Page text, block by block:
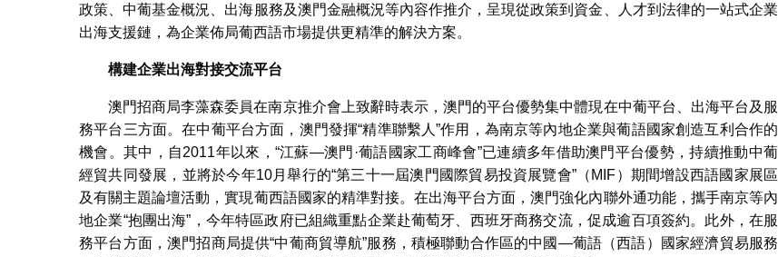
政策、中葡基金概況、出海服務及澳門金融概況等內容作推介，呈現從政策到資金、人才到法律的一站式企業
出海支援鏈，為企業佈局葡西語市場提供更精準的解決方案。
構建企業出海對接交流平台
澳門招商局李藻森委員在南京推介會上致辭時表示，澳門的平台優勢集中體現在中葡平台、出海平台及服
務平台三方面。在中葡平台方面，澳門發揮“精準聯繫人”作用，為南京等內地企業與葡語國家創造互利合作的
機會。其中，自2011年以來，“江蘇—澳門·葡語國家工商峰會”已連續多年借助澳門平台優勢，持續推動中葡
經貿共同發展，並將於今年10月舉行的“第三十一屆澳門國際貿易投資展覽會”（MIF）期間增設西語國家展區
及有關主題論壇活動，實現葡西語國家的精準對接。在出海平台方面，澳門強化內聯外通功能，攜手南京等內
地企業“抱團出海”，今年特區政府已組織重點企業赴葡萄牙、西班牙商務交流，促成逾百項簽約。此外，在服
務平台方面，澳門招商局提供“中葡商貿導航”服務，積極聯動合作區的中國—葡語（西語）國家經濟貿易服務